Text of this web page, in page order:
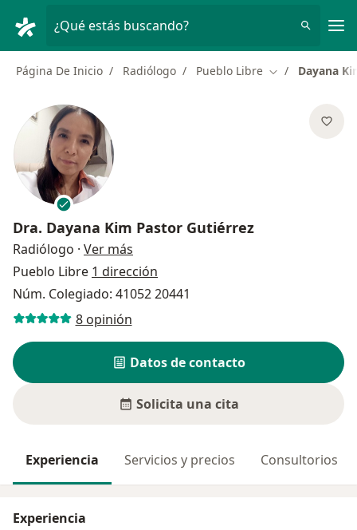
¿Qué estás buscando?
Página De Inicio Radiólogo Pueblo Libre Cambiar de
Dayana
Dra. Dayana Kim Pastor Gutiérrez
Radiólogo · Ver más
Pueblo Libre 1 dirección
Núm. Colegiado: 41052 20441
8 opinión
Datos de contacto
Solicita una cita
Experiencia Servicios y precios Consultorios
Experiencia